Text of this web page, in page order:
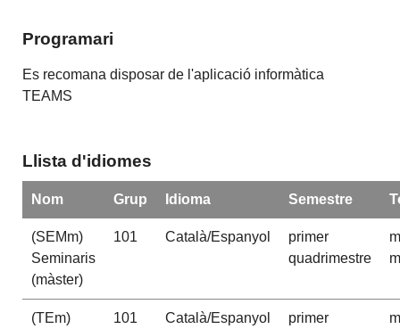
Programari
Es recomana disposar de l'aplicació informàtica
TEAMS
Llista d'idiomes
Nom Grup Idioma Semestre
(SEMm)
Seminaris
(màster)
101 Català/Espanyol
primer
quadrimestre
(TEm)
101 Català/Espanyol
primer